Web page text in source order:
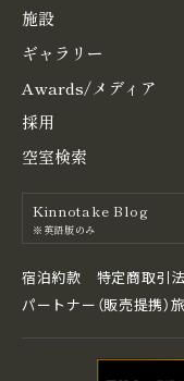
施設
ギャラリー
Awards/メディア
採用
空室検索
Kinnotake Blog
※英語版のみ
宿泊約款 特定商取引
パートナー（販売提携）